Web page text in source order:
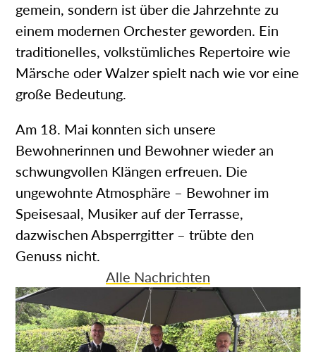
gemein, sondern ist über die Jahrzehnte zu
einem modernen Orchester geworden. Ein
traditionelles, volkstümliches Repertoire wie
Märsche oder Walzer spielt nach wie vor eine
große Bedeutung.
Am 18. Mai konnten sich unsere
Bewohnerinnen und Bewohner wieder an
schwungvollen Klängen erfreuen. Die
ungewohnte Atmosphäre – Bewohner im
Speisesaal, Musiker auf der Terrasse,
dazwischen Absperrgitter – trübte den
Genuss nicht.
Alle Nachrichten